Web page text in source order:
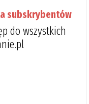
subskrybentów
do wszystkich